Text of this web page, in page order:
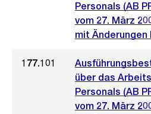
Personals (AB
vom 27. März
mit Änderungen
177.101
über das
Personals (AB
vom 27. März